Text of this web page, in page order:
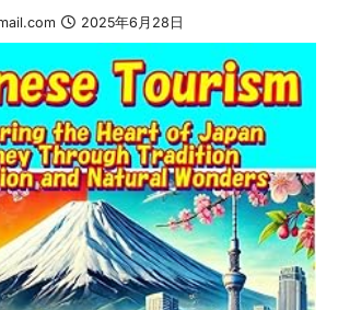
2025年6月28日